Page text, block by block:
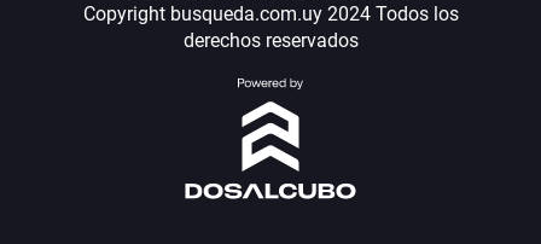
Copyright busqueda.com.uy 2024 Todos los
derechos reservados